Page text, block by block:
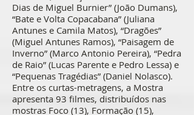
Dias de Miguel Burnier” (João Dumans),
“Bate e Volta Copacabana” (Juliana
Antunes e Camila Matos), “Dragões”
(Miguel Antunes Ramos), “Paisagem de
Inverno” (Marco Antonio Pereira), “Pedra
de Raio” (Lucas Parente e Pedro Lessa) e
“Pequenas Tragédias” (Daniel Nolasco).
Entre os curtas-metragens, a Mostra
apresenta 93 filmes, distribuídos nas
mostras Foco (13), Formação (15),